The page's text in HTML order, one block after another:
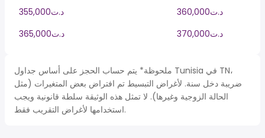
355,000د.ت
360,000د.ت
365,000د.ت
370,000د.ت
ملحوظة* يتم حساب الحجز على أساس جداول Tunisia في TN،
ضريبة دخل سنة. لأغراض التبسيط تم افتراض بعض المتغيرات (مثل
الحالة الزوجية وغيرها). لا تمثل هذه الوثيقة سلطة قانونية ويجب
استخدامها لأغراض التقريب فقط.